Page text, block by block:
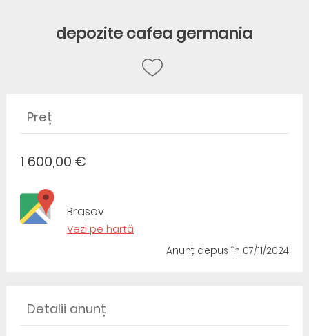
depozite cafea germania
Preț
1 600,00 €
Brasov
Vezi pe hartă
Anunț depusîn 07/11/2024
Detalii anunț